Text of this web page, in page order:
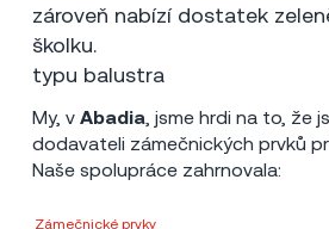
zároveň nabízí dostatek
školku.
typu balustra
My, vAbadia , jsme hrdi na to, že
dodavateli zámečnických prvků
Naše spolupráce zahrnovala:
Zámečnické prvky